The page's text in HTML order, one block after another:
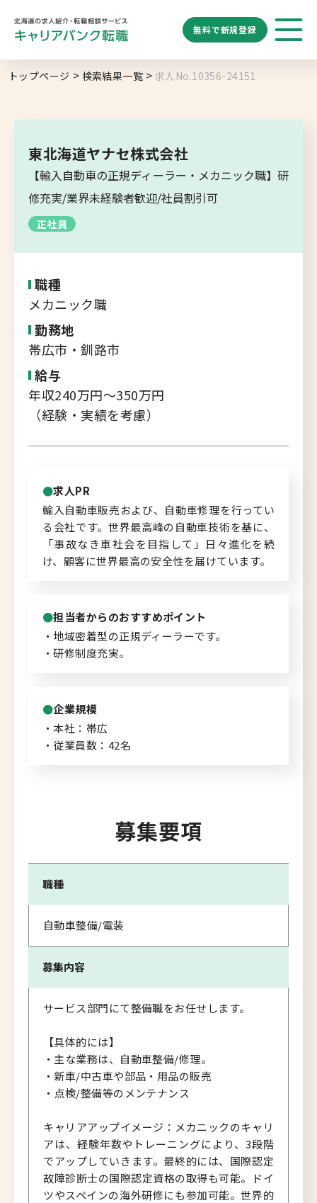
無料で新規登録
コンサルタント紹介
北海道へのU・Iターン向け
キャリアマップ
転職の体験談
転職コラム
求人を探す ブックマーク
お問い合わせ
勤務地 業種 職種
札幌市
道央エリア
空知エリア
オホーツクエリア
後志エリア
胆振・日高エリア
稚内・留萌エリア
道南エリア
トップページ 検索結果一覧 求人No.10356-24151
東北海道ヤナセ株式会社
【輸入自動車の正規ディーラー・メカニック職】研
修充実/業界未経験者歓迎/社員割引可
正社員
職種
メカニック職
勤務地
帯広市・釧路市
給与
年収240万円～350万円
（経験・実績を考慮）
求人PR
輸入自動車販売および、自動車修理を行ってい
る会社です。世界最高峰の自動車技術を基に、
「事故なき車社会を目指して」日々進化を続
け、顧客に世界最高の安全性を届けています。
担当者からのおすすめポイント
・地域密着型の正規ディーラーです。
・研修制度充実。
企業規模
・本社：帯広
・従業員数：42名
募集要項
職種
自動車整備/電装
募集内容
サービス部門にて整備職をお任せします。
【具体的には】
・主な業務は、自動車整備/修理。
・新車/中古車や部品・用品の販売
・点検/整備等のメンテナンス
キャリアアップイメージ：メカニックのキャリ
アは、経験年数やトレーニングにより、3段階
でアップしていきます。最終的には、国際認定
故障診断士の国際認定資格の取得も可能。ドイ
ツやスペインの海外研修にも参加可能。世界的